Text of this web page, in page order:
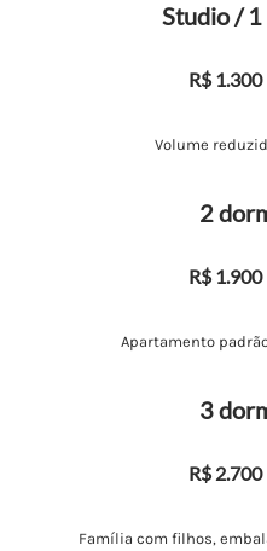
Studio /
R$ 1.300
Volume
2
R$ 1.900
Apartamento
3
R$ 2.700
Família com filhos,